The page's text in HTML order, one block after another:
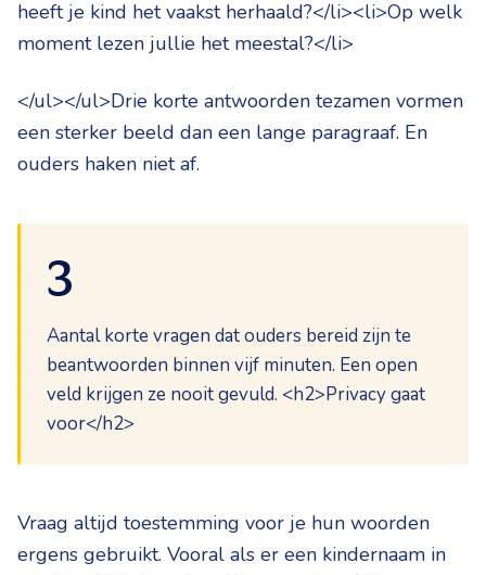
heeft je kind het vaakst herhaald?</li><li>Op welk
moment lezen jullie het meestal?</li>
</ul></ul>Drie korte antwoorden tezamen vormen
een sterker beeld dan een lange paragraaf. En
ouders haken niet af.
3
Aantal korte vragen dat ouders bereid zijn te
beantwoorden binnen vijf minuten. Een open
veld krijgen ze nooit gevuld. <h2>Privacy gaat
voor</h2>
Vraag altijd toestemming voor je hun woorden
ergens gebruikt. Vooral als er een kindernaam in